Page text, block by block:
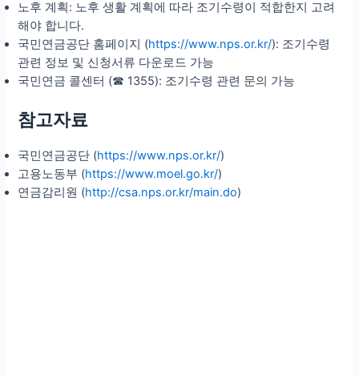
노후 계획: 노후 생활 계획에 따라 조기수령이 적합한지 고려
해야 합니다.
국민연금공단 홈페이지 (https://www.nps.or.kr/): 조기수령
관련 정보 및 신청서류 다운로드 가능
국민연금 콜센터 (☎ 1355): 조기수령 관련 문의 가능
참고자료
국민연금공단 (https://www.nps.or.kr/)
고용노동부 (https://www.moel.go.kr/)
연금감리원 (http://csa.nps.or.kr/main.do)